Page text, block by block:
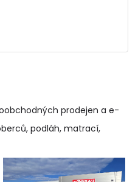
prodejen a e-
podláh, matrací,